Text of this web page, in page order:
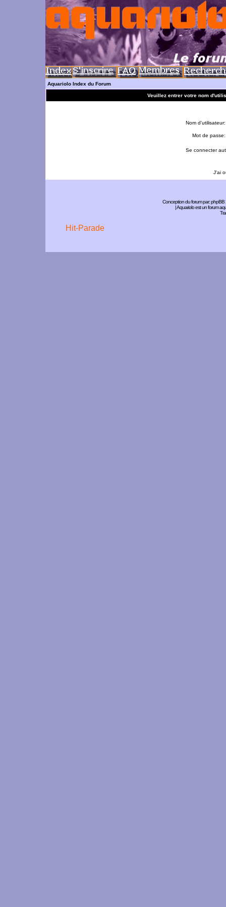
Aquariolo Index du Forum
Veuillez entrer votre nom
Nom d'utilisateur:
Mot de passe:
Se connecter
J'ai
Conception du forum par:phpBB
| Aquariolo est un forum